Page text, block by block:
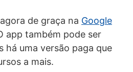
de graça na Google
app também pode ser
há uma versão paga que
a mais.